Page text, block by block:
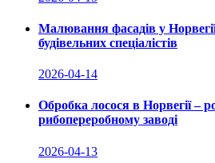
Малювання фасадів у
будівельних спеціалістів
2026-04-14
Обробка лосося в Норвегії –
рибопереробному заводі
2026-04-13